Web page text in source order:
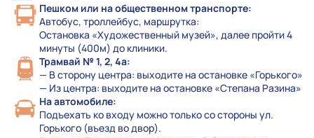
Пешком или на общественном транспорте:
Автобус, троллейбус, маршрутка:
Остановка «Художественный музей», далее пройти 4
минуты (400м) до клиники.
Трамвай № 1, 2, 4а:
— В сторону центра: выходите на остановке «Горького»
— Из центра: выходите на остановке «Степана Разина»
На автомобиле:
Подъехать ко входу можно только со стороны ул.
Горького (въезд во двор).